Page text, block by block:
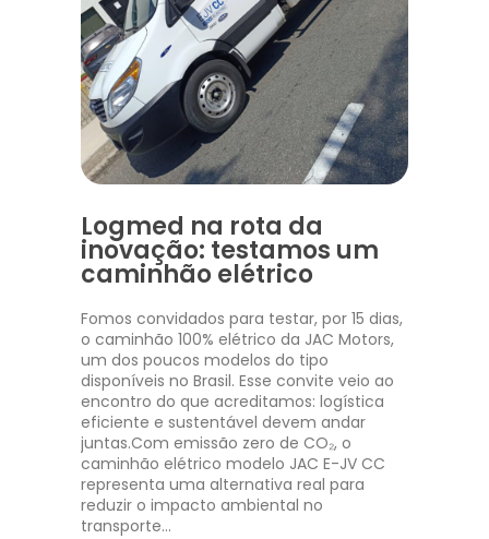
Logmed na rota da
inovação: testamos um
caminhão elétrico
Fomos convidados para testar, por 15 dias,
o caminhão 100% elétrico da JAC Motors,
um dos poucos modelos do tipo
disponíveis no Brasil. Esse convite veio ao
encontro do que acreditamos: logística
eficiente e sustentável devem andar
juntas.Com emissão zero de CO₂, o
caminhão elétrico modelo JAC E-JV CC
representa uma alternativa real para
reduzir o impacto ambiental no
transporte…